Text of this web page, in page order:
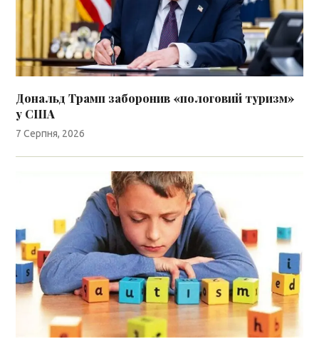
Дональд Трамп заборонив «пологовий туризм»
у США
7 Серпня, 2026